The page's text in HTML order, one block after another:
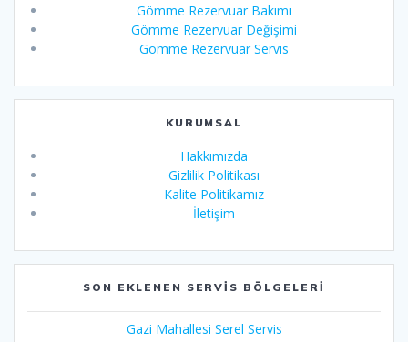
Gömme Rezervuar Bakımı
Gömme Rezervuar Değişimi
Gömme Rezervuar Servis
KURUMSAL
Hakkımızda
Gizlilik Politikası
Kalite Politikamız
İletişim
SON EKLENEN SERVIS BÖLGELERI
Gazi Mahallesi Serel Servis